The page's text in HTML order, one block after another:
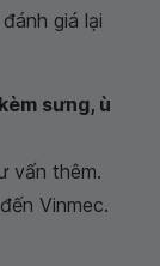
giá lại
sưng, ù
vấn thêm.
Vinmec.